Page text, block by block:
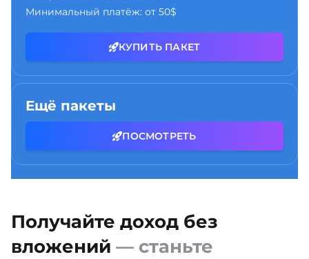
Минимальный платёж: от 50$
КУПИТЬ ПАКЕТ
Ещё пакеты
ПОСМОТРЕТЬ
Получайте доход без
вложений — станьте